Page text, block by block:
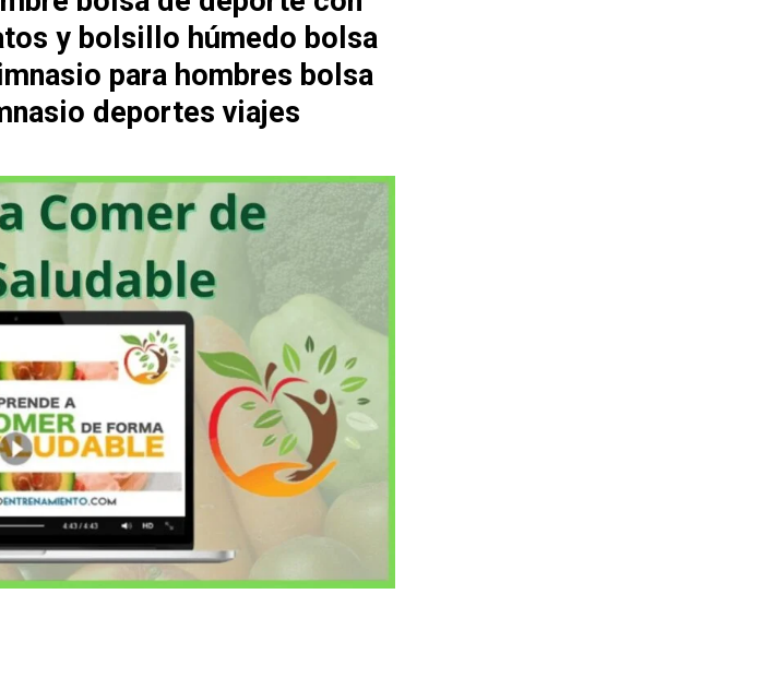
y bolsillo húmedo bolsa
para hombres bolsa
deportes viajes